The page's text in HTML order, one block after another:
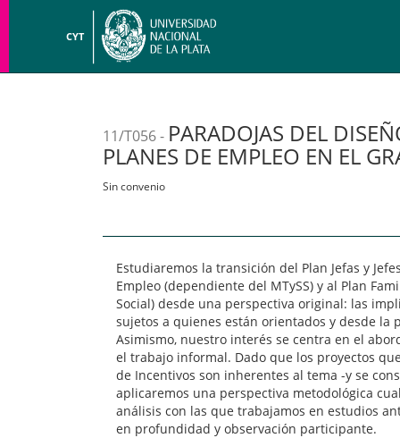
CYT
11/T056 - PARADOJAS DEL
PLANES DE EMPLEO EN EL
Sin convenio
Estudiaremos la transición del Plan Jefas y
Empleo (dependiente del MTySS) y al Plan
Social) desde una perspectiva original: las
sujetos a quienes están orientados y desde la
Asimismo, nuestro interés se centra en el
el trabajo informal. Dado que los proyectos
de Incentivos son inherentes al tema -y se
aplicaremos una perspectiva metodológica
análisis con las que trabajamos en estudios
en profundidad y observación participante.